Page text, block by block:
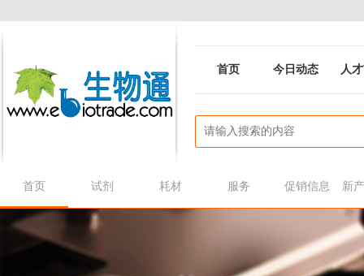
首页 今日动态 人
首页 试剂 耗材 服务 促销信息 新